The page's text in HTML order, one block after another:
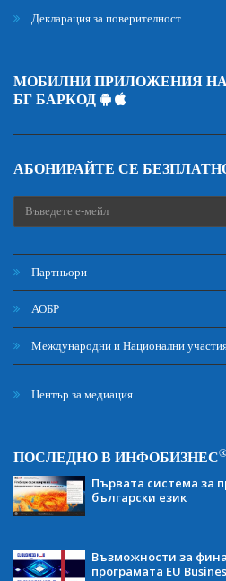
Декларация за поверителност
МОБИЛНИ ПРИЛОЖЕНИЯ
БГ БАРКОД
АБОНИРАЙТЕ СЕ
Партньори
АОБР
Международни и Национални
Център за медиация
ПОСЛЕДНО В ИНФОБИЗНЕС®
Първата система за
български език
Възможности за
програмата EU